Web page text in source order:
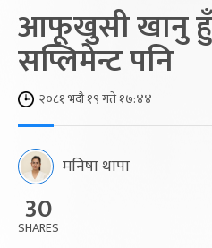
आफूखुसी खानु
सप्लिमेन्ट पनि
२०८१ भदौ १९ गते १७:४४
मनिषा थापा
30
SHARES